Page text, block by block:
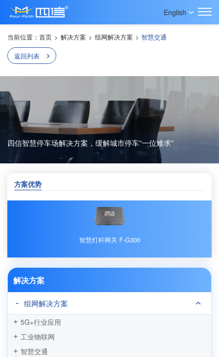
English
当前位置： 首页 > 解决方案 > 组网解决方案 > 智慧交通
返回列表
四信智慧停车场解决方案，缓解城市停车“一位难求”
方案优势
智慧灯杆网关 F-G300
解决方案
组网解决方案
5G+行业应用
工业物联网
智慧交通